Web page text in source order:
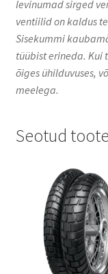
levinumad sirged
ventiilid on kaldus
Sisekummi
tüübist erineda. Kui
õiges ühilduvuses,
meelega.
Seotud